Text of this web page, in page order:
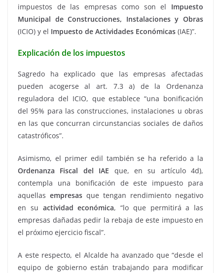
impuestos de las empresas como son el Impuesto
Municipal de Construcciones, Instalaciones y Obras
(ICIO) y el Impuesto de Actividades Económicas (IAE)”.
Explicación de los impuestos
Sagredo ha explicado que las empresas afectadas
pueden acogerse al art. 7.3 a) de la Ordenanza
reguladora del ICIO, que establece “una bonificación
del 95% para las construcciones, instalaciones u obras
en las que concurran circunstancias sociales de daños
catastróficos”.
Asimismo, el primer edil también se ha referido a la
Ordenanza Fiscal del IAE que, en su artículo 4d),
contempla una bonificación de este impuesto para
aquellas empresas que tengan rendimiento negativo
en su actividad económica, “lo que permitirá a las
empresas dañadas pedir la rebaja de este impuesto en
el próximo ejercicio fiscal”.
A este respecto, el Alcalde ha avanzado que “desde el
equipo de gobierno están trabajando para modificar